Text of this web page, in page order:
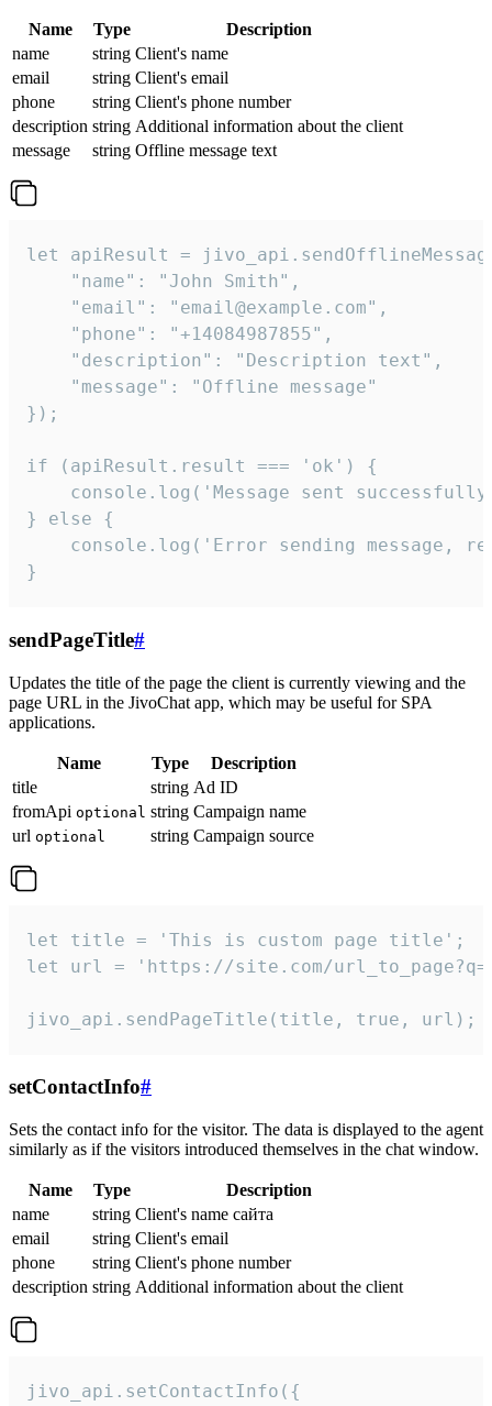
Name Type
Description
name
string Client's name
email
string Client's email
phone
string Client's phone number
description string Additional information about the client
message
string Offline message text
let apiResult =
    "name": "John Smith",
    "email": "email@example.com",
    "phone": "+14084987855",
    "description": "Description text",
    "message": "Offline message"
});
if (apiResult.result === 'ok') {
console.log('Message sent
} else {
console.log('Error sending message,
}
sendPageTitle#
Updates the title of the page the client is currently viewing and the
page URL in the JivoChat app, which may be useful for SPA
applications.
Name Type
Description
title
string Ad ID
fromApi optional string Campaign name
url optional string Campaign source
let title = 'This is custom page title';
let url = 'https://site.com/
jivo_api.sendPageTitle(title, true, url);
setContactInfo#
Sets the contact info for the visitor. The data is displayed to the agent
similarly as if the visitors introduced themselves in the chat window.
Name Type
Description
name
string Client's name сайта
email
string Client's email
phone
string Client's phone number
description string Additional information about the client
jivo_api.setContactInfo({